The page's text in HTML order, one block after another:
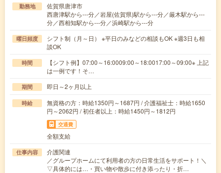
勤務地
佐賀県唐津市
西唐津駅から---分／岩屋(佐賀県)駅から---分／厳木駅から---
分／西相知駅から---分／浜崎駅から---分
曜日頻度
シフト制（月～日） ※平日のみなどの相談もOK ※週3日も相
談OK
時間
【シフト例】07:00～16:0009:00～18:0017:00～09:00※ 上記
は一例です！そ…
期間 即日～2ヶ月以上
時給
無資格の方：時給1350円～1687円 / 介護福祉士：時給1650
円～2062円 / 初任者以上：時給1450円～1812円
交通費
全額支給
仕事内容
介護関連
／グループホームにて利用者の方の日常生活をサポート！＼
▽具体的には…・買い物や散歩に付き添ったり・折…